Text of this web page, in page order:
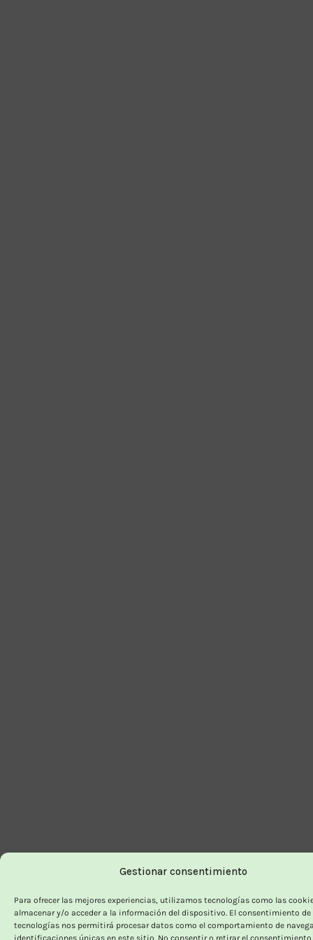
Gestionar consentimiento
Para ofrecer las mejores experiencias, utilizamos tecnologías como las
almacenar y/o acceder a la información del dispositivo. El consentimiento de
tecnologías nos permitirá procesar datos como el comportamiento de
identificaciones únicas en este sitio. No consentir o retirar el